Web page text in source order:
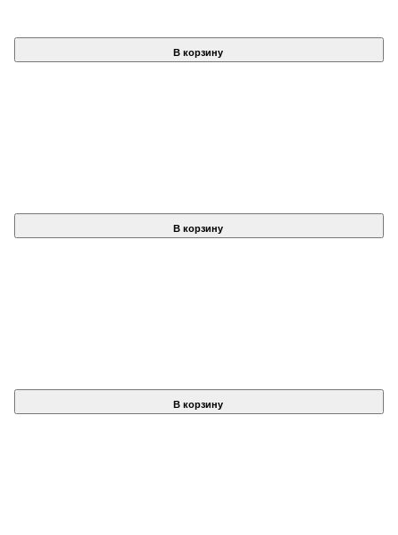
В корзину
В корзину
В корзину